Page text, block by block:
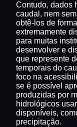
Contudo, dados
caudal, nem
obtê-los de
extremamente
para muitas
desenvolver e
que represente
temporais do
foco na
se é possível
produzidas por
hidrológicos
disponíveis,
precipitação.